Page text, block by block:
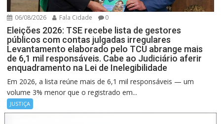
06/08/2026 Fala Cidade 0
Eleições 2026: TSE recebe lista de gestores
públicos com contas julgadas irregulares
Levantamento elaborado pelo TCU abrange mais
de 6,1 mil responsáveis. Cabe ao Judiciário aferir
enquadramento na Lei de Inelegibilidade
Em 2026, a lista reúne mais de 6,1 mil responsáveis — um
volume 3% menor que o registrado em...
JUSTIÇA